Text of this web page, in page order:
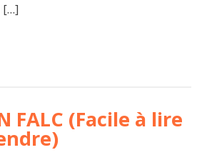
[…]
FALC (Facile à lire